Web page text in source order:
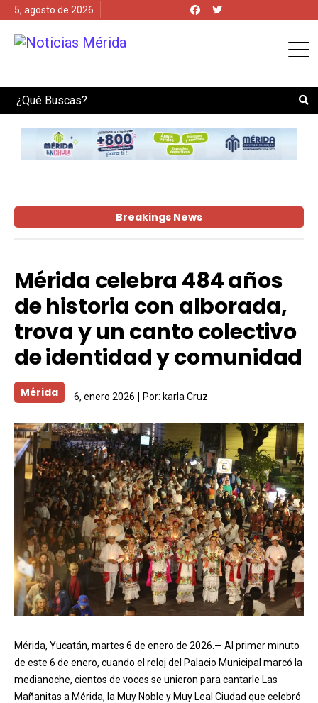
5, agosto de 2026
Search
Breakings News
Mérida celebra 484 años
de historia con alborada,
trova y un canto colectivo
de identidad y comunidad
Mérida 6, enero 2026 Por: karla Cruz
Mérida, Yucatán, martes 6 de enero de 2026.— Al primer minuto
de este 6 de enero, cuando el reloj del Palacio Municipal marcó la
medianoche, cientos de voces se unieron para cantarle Las
Mañanitas a Mérida, la Muy Noble y Muy Leal Ciudad que celebró